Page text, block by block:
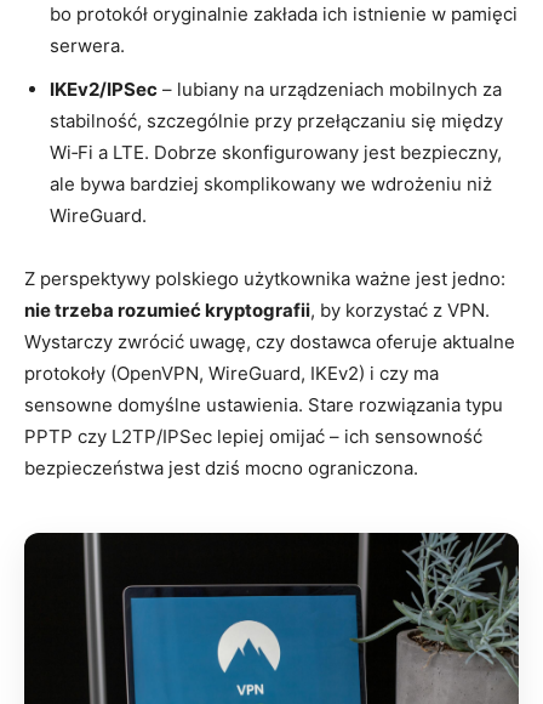
bo protokół oryginalnie zakłada ich istnienie w pamięci
serwera.
IKEv2/IPSec – lubiany na urządzeniach mobilnych za
stabilność, szczególnie przy przełączaniu się między
Wi‑Fi a LTE. Dobrze skonfigurowany jest bezpieczny,
ale bywa bardziej skomplikowany we wdrożeniu niż
WireGuard.
Z perspektywy polskiego użytkownika ważne jest jedno:
nie trzeba rozumieć kryptografii, by korzystać z VPN.
Wystarczy zwrócić uwagę, czy dostawca oferuje aktualne
protokoły (OpenVPN, WireGuard, IKEv2) i czy ma
sensowne domyślne ustawienia. Stare rozwiązania typu
PPTP czy L2TP/IPSec lepiej omijać – ich sensowność
bezpieczeństwa jest dziś mocno ograniczona.